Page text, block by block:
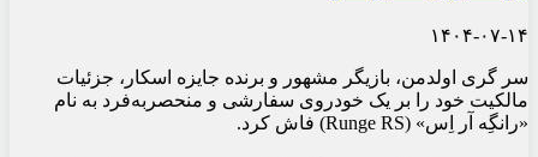
۱۴۰۴-۰۷-۱۴
سر گری اولدمن، بازیگر مشهور و برنده جایزه اسکار، جزئیات
مالکیت خود را بر یک خودروی سفارشی و منحصربه‌فرد به نام
«رانگِه آر اِس» (Runge RS) فاش کرد.